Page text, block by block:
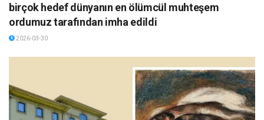
birçok hedef dünyanın en ölümcül muhteşem
ordumuz tarafından imha edildi
2026-03-30